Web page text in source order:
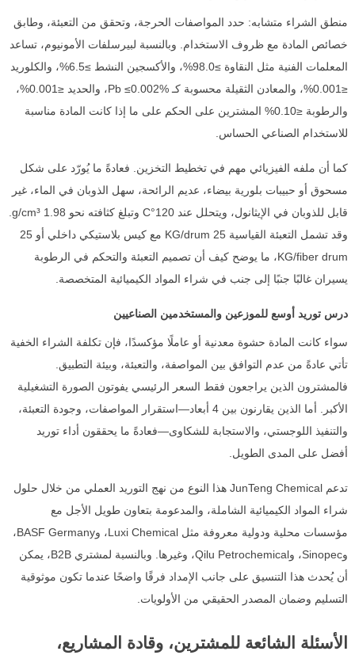
منطق الشراء متشابه: حدد المواصفات الحرجة، وتحقق من التعبئة، وطابق
خصائص المادة مع ظروف الاستخدام. وبالنسبة لبيرسلفات الأمونيوم، تساعد
المعلمات الفنية مثل النقاوة ≥98.0%، والأكسجين النشط ≥6.5%، والكلوريد
≤0.001%، والمعادن الثقيلة محسوبة كـ Pb ≤0.002%، والحديد ≤0.001%،
والرطوبة ≤0.10% المشترين على الحكم على ما إذا كانت المادة مناسبة
للاستخدام الصناعي الحساس.
كما أن ملفه الفيزيائي مهم في تخطيط التخزين. فعادةً ما يُورّد على شكل
مسحوق أو حبيبات بلورية بيضاء، عديم الرائحة، سهل الذوبان في الماء، غير
قابل للذوبان في الإيثانول، ويتحلل عند 120°C وتبلغ كثافته نحو 1.98 g/cm³.
وقد تشمل التعبئة القياسية 25 KG/drum مع كيس بلاستيكي داخلي أو 25
KG/fiber drum، ما يوضح كيف أن تصميم التعبئة والتحكم في الرطوبة
يسيران غالبًا جنبًا إلى جنب في شراء المواد الكيميائية المتخصصة.
درس توريد أوسع للموزعين والمستخدمين الصناعيين
سواء كانت المادة حشوة معدنية أو عاملًا مؤكسدًا، فإن تكلفة الشراء الخفية
تأتي عادةً من عدم التوافق بين المواصفة، والتعبئة، وبيئة التطبيق.
فالمشترون الذين يراجعون فقط السعر الرئيسي يفوتون الصورة التشغيلية
الأكبر. أما الذين يقارنون بين 4 أبعاد—استقرار المواصفات، وجودة التعبئة،
والتنفيذ اللوجستي، والاستجابة للشكاوى—فعادةً ما يحققون أداء توريد
أفضل على المدى الطويل.
تدعم JunTeng Chemical هذا النوع من نهج التوريد العملي من خلال حلول
شراء المواد الكيميائية الشاملة، والمدعومة بتعاون طويل الأجل مع
مؤسسات محلية ودولية معروفة مثل Luxi Chemical، وBASF Germany،
وSinopec، وQilu Petrochemical، وغيرها. وبالنسبة لمشتري B2B، يمكن
أن يُحدث هذا التنسيق على جانب الإمداد فرقًا واضحًا عندما تكون موثوقية
التسليم وضمان المصدر الحقيقي من الأولويات.
الأسئلة الشائعة للمشترين، وقادة المشاريع،